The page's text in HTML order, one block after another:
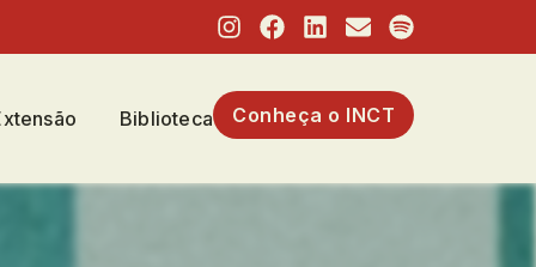
Biblioteca Conheça o INCT